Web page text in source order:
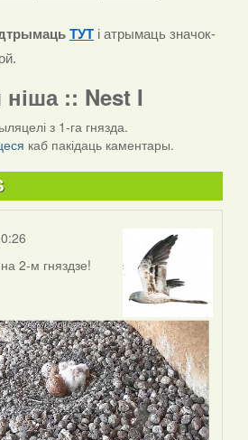
ТУТ і атрымаць значок-
ніша :: Nest I
з 1-га гнязда.
каб пакідаць каментары.
2-м гняздзе!